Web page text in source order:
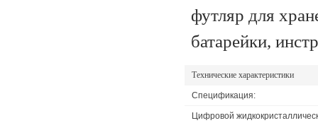
футляр для
батарейки,
Технические характеристики
Спецификация:
Цифровой